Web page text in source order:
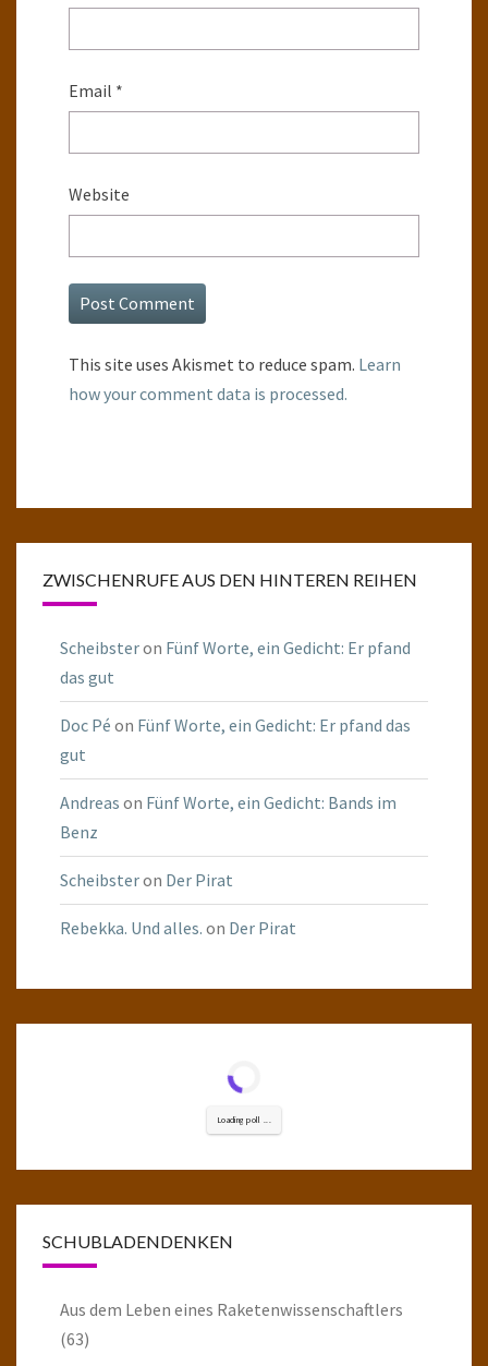
Email *
Website
This site uses Akismet to reduce spam. Learn
how your comment data is processed.
ZWISCHENRUFE AUS DEN HINTEREN REIHEN
Scheibsteron Fünf Worte, ein Gedicht: Er pfand
das gut
Doc Pé on Fünf Worte, ein Gedicht: Er pfand das
gut
Andreas on Fünf Worte, ein Gedicht: Bands im
Benz
Scheibsteron Der Pirat
Rebekka. Und alles. on Der Pirat
Loading poll ...
SCHUBLADENDENKEN
Aus dem Leben eines Raketenwissenschaftlers
(63)